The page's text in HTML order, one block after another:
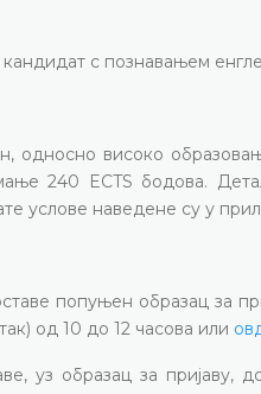
с познавањем
високо
240 ECTS бодова.
услове наведене су у
попуњен образац за
од 10 до 12 часова или
уз образац за пријаву,